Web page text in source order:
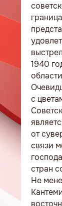
1940
с
от
связи
стран
Не